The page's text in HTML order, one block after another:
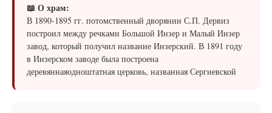
📖 О храм:
В 1890-1895 гг. потомственный дворянин С.П. Дервиз
построил между речками Большой Инзер и Малый Инзер
завод, который получил название Инзерский. В 1891 году
в Инзерском заводе была построена
деревяннаяодноштатная церковь, названная Сергиевской